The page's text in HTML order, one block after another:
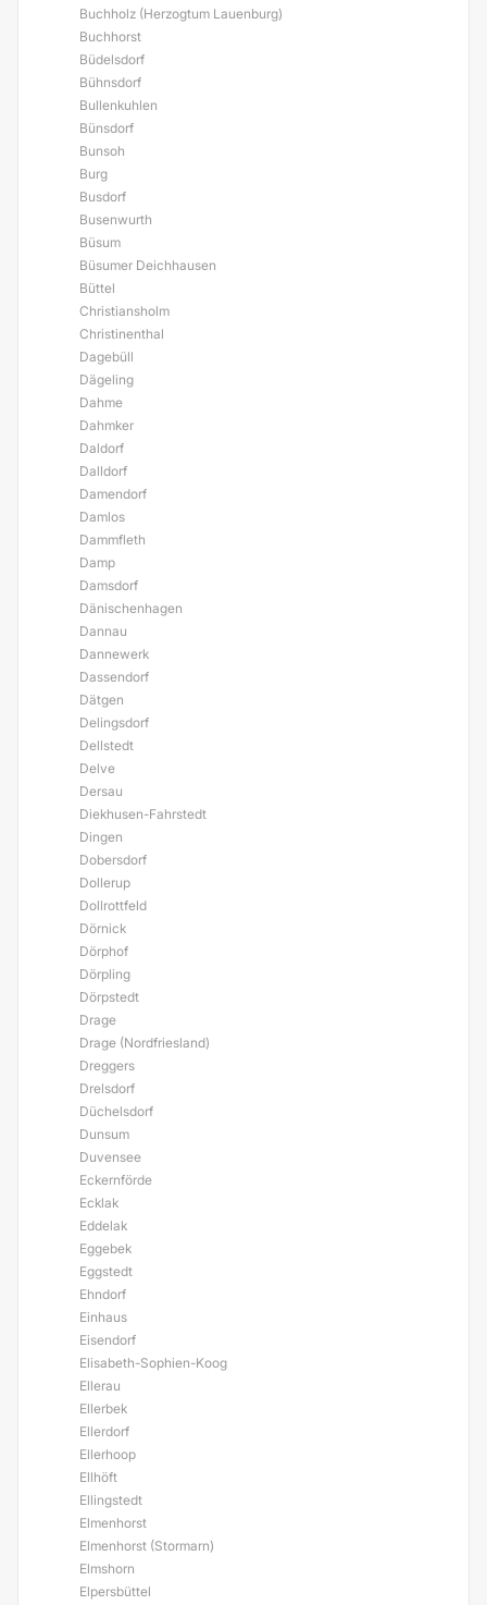
Buchholz (Herzogtum Lauenburg)
Buchhorst
Büdelsdorf
Bühnsdorf
Bullenkuhlen
Bünsdorf
Bunsoh
Burg
Busdorf
Busenwurth
Büsum
Büsumer Deichhausen
Büttel
Christiansholm
Christinenthal
Dagebüll
Dägeling
Dahme
Dahmker
Daldorf
Dalldorf
Damendorf
Damlos
Dammfleth
Damp
Damsdorf
Dänischenhagen
Dannau
Dannewerk
Dassendorf
Dätgen
Delingsdorf
Dellstedt
Delve
Dersau
Diekhusen-Fahrstedt
Dingen
Dobersdorf
Dollerup
Dollrottfeld
Dörnick
Dörphof
Dörpling
Dörpstedt
Drage
Drage (Nordfriesland)
Dreggers
Drelsdorf
Düchelsdorf
Dunsum
Duvensee
Eckernförde
Ecklak
Eddelak
Eggebek
Eggstedt
Ehndorf
Einhaus
Eisendorf
Elisabeth-Sophien-Koog
Ellerau
Ellerbek
Ellerdorf
Ellerhoop
Ellhöft
Ellingstedt
Elmenhorst
Elmenhorst (Stormarn)
Elmshorn
Elpersbüttel